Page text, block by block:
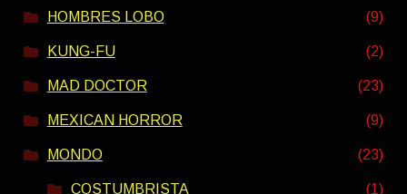
HOMBRES LOBO (9)
KUNG-FU (2)
MAD DOCTOR (23)
MEXICAN HORROR (9)
MONDO (23)
COSTUMBRISTA (1)